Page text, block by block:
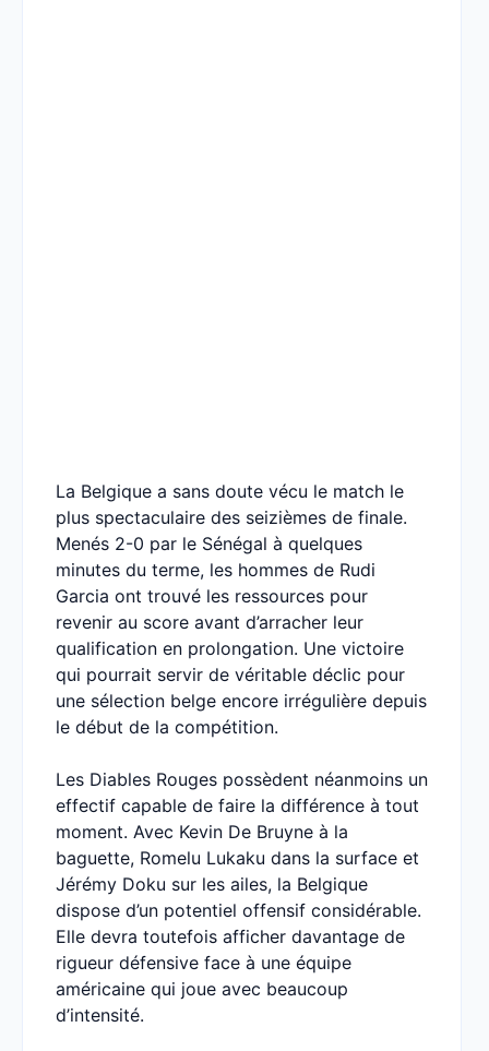
La Belgique a sans doute vécu le match le
plus spectaculaire des seizièmes de finale.
Menés 2-0 par le Sénégal à quelques
minutes du terme, les hommes de Rudi
Garcia ont trouvé les ressources pour
revenir au score avant d’arracher leur
qualification en prolongation. Une victoire
qui pourrait servir de véritable déclic pour
une sélection belge encore irrégulière depuis
le début de la compétition.
Les Diables Rouges possèdent néanmoins un
effectif capable de faire la différence à tout
moment. Avec Kevin De Bruyne à la
baguette, Romelu Lukaku dans la surface et
Jérémy Doku sur les ailes, la Belgique
dispose d’un potentiel offensif considérable.
Elle devra toutefois afficher davantage de
rigueur défensive face à une équipe
américaine qui joue avec beaucoup
d’intensité.